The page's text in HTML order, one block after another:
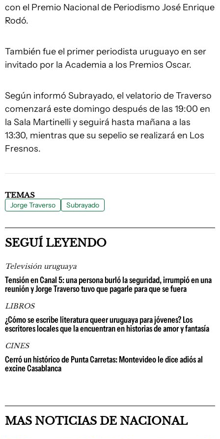
con el Premio Nacional de Periodismo José Enrique
Rodó.
También fue el primer periodista uruguayo en ser
invitado por la Academia a los Premios Oscar.
Según informó Subrayado, el velatorio de Traverso
comenzará este domingo después de las 19:00 en
la Sala Martinelli y seguirá hasta mañana a las
13:30, mientras que su sepelio se realizará en Los
Fresnos.
TEMAS
Jorge Traverso Subrayado
SEGUÍ LEYENDO
Televisión uruguaya
Tensión en Canal 5: una persona burló la seguridad, irrumpió en una
reunión y Jorge Traverso tuvo que pagarle para que se fuera
LIBROS
¿Cómo se escribe literatura queer uruguaya para jóvenes? Los
escritores locales que la encuentran en historias de amor y fantasía
CINES
Cerró un histórico de Punta Carretas: Montevideo le dice adiós al
excine Casablanca
MAS NOTICIAS DE NACIONAL